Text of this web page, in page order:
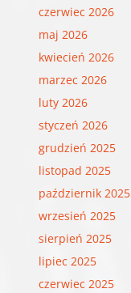
czerwiec 2026
maj 2026
kwiecień 2026
marzec 2026
luty 2026
styczeń 2026
grudzień 2025
listopad 2025
październik 2025
wrzesień 2025
sierpień 2025
lipiec 2025
czerwiec 2025